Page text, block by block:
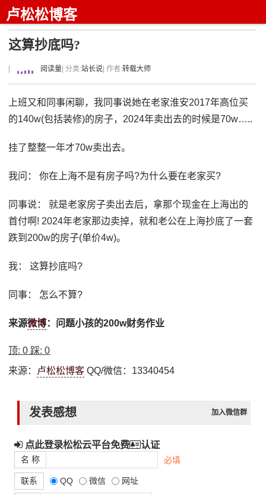
卢松松博客
这算抄底吗?
阅读量 | 分类:站长说 | 作者:转载大师
上班又和同事闲聊，我同事说她在老家淮安2017年高位买
的140w(包括装修)的房子，2024年卖出去的时候是70w…..
挂了整整一年才70w卖出去。
我问： 你在上海不是有房子吗?为什么要在老家买?
同事说： 就是老家房子卖出去后，拿那个现金在上海出的
首付啊! 2024年老家那边卖掉，就和老公在上海抄底了一套
跌到200w的房子(单价4w)。
我： 这算抄底吗?
同事： 怎么不算?
来源微博：问题小孩的200w财务作业
顶:0 踩:0
来源： 卢松松博客 QQ/微信：13340454
发表感想 加入微信群
点此登录松松云平台免费 认证
名 称 必填
联系 QQ 微信 网址